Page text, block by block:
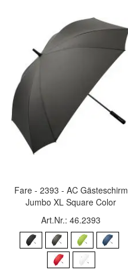
Fare - 2393 - AC Gästeschirm
Jumbo XL Square Color
Art.Nr.: 46.2393